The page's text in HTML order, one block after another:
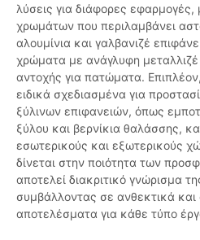
λύσεις για διάφορες
χρωμάτων που περιλαμβάνει
αλουμίνια και γαλβανιζέ
χρώματα με ανάγλυφη μεταλλιζέ
αντοχής για πατώματα.
ειδικά σχεδιασμένα για
ξύλινων επιφανειών, όπως
ξύλου και βερνίκια θαλάσσης,
εσωτερικούς και εξωτερικούς
δίνεται στην ποιότητα των
αποτελεί διακριτικό γνώρισμα
συμβάλλοντας σε ανθεκτικά και
αποτελέσματα για κάθε τύπο